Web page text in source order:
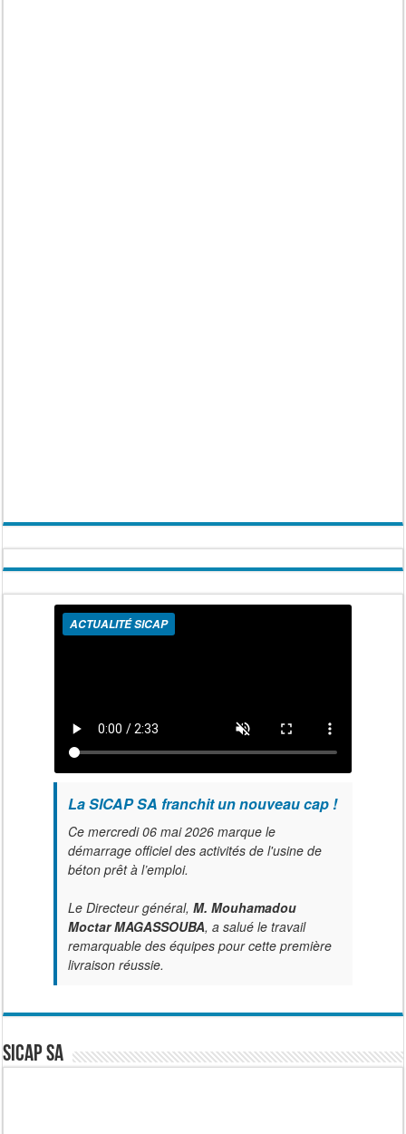
ACTUALITÉ SICAP
La SICAP SA franchit un nouveau cap !
Ce mercredi 06 mai 2026 marque le
démarrage officiel des activités de l'usine de
béton prêt à l’emploi.
Le Directeur général, M. Mouhamadou
Moctar MAGASSOUBA, a salué le travail
remarquable des équipes pour cette première
livraison réussie.
SICAP SA